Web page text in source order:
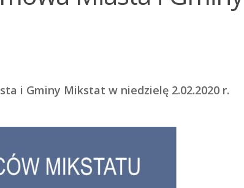
i Gminy Mikstat w niedzielę 2.02.2020 r.